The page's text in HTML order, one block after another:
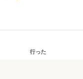
行った